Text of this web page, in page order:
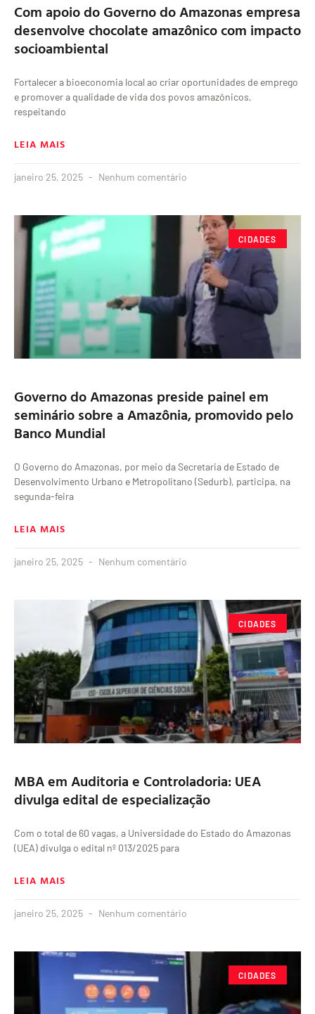
Com apoio do Governo do Amazonas empresa
desenvolve chocolate amazônico com impacto
socioambiental
Fortalecer a bioeconomia local ao criar oportunidades de emprego
e promover a qualidade de vida dos povos amazônicos,
respeitando
LEIA MAIS
janeiro 25, 2025 Nenhum comentário
CIDADES
Governo do Amazonas preside painel em
seminário sobre a Amazônia, promovido pelo
Banco Mundial
O Governo do Amazonas, por meio da Secretaria de Estado de
Desenvolvimento Urbano e Metropolitano (Sedurb), participa, na
segunda-feira
LEIA MAIS
janeiro 25, 2025 Nenhum comentário
CIDADES
MBA em Auditoria e Controladoria: UEA
divulga edital de especialização
Com o total de 60 vagas, a Universidade do Estado do Amazonas
(UEA) divulga o edital nº 013/2025 para
LEIA MAIS
janeiro 25, 2025 Nenhum comentário
CIDADES